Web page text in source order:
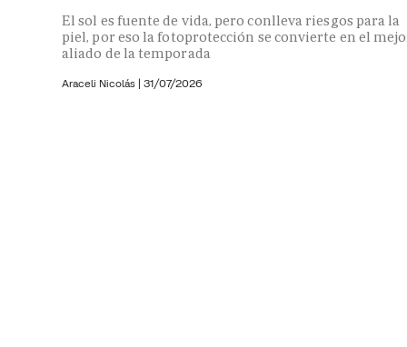
El sol es fuente de vida, pero conlleva riesgos para la
piel, por eso la fotoprotección se convierte en el
aliado de la temporada
Araceli Nicolás | 31/07/2026